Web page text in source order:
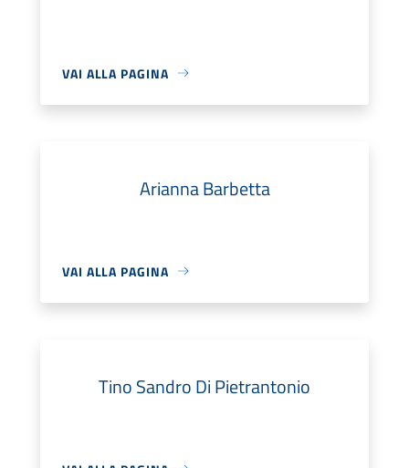
VAI ALLA PAGINA
Arianna Barbetta
VAI ALLA PAGINA
Tino Sandro Di Pietrantonio